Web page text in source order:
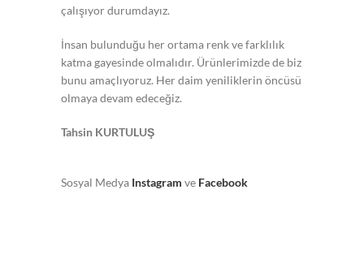
çalışıyor durumdayız.
İnsan bulunduğu her ortama renk ve farklılık
katma gayesinde olmalıdır. Ürünlerimizde de biz
bunu amaçlıyoruz. Her daim yeniliklerin öncüsü
olmaya devam edeceğiz.
Tahsin KURTULUŞ
Sosyal Medya Instagram ve Facebook